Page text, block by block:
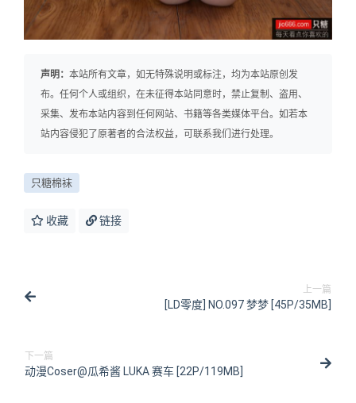
声明： 本站所有文章，如无特殊说明或标注，均为本站原创发
布。任何个人或组织，在未征得本站同意时，禁止复制、盗用、
采集、发布本站内容到任何网站、书籍等各类媒体平台。如若本
站内容侵犯了原著者的合法权益，可联系我们进行处理。
只糖棉袜
收藏 链接
上一篇
[LD零度] NO.097 梦梦 [45P/35MB]
下一篇
动漫Coser@瓜希酱 LUKA 赛车 [22P/119MB]